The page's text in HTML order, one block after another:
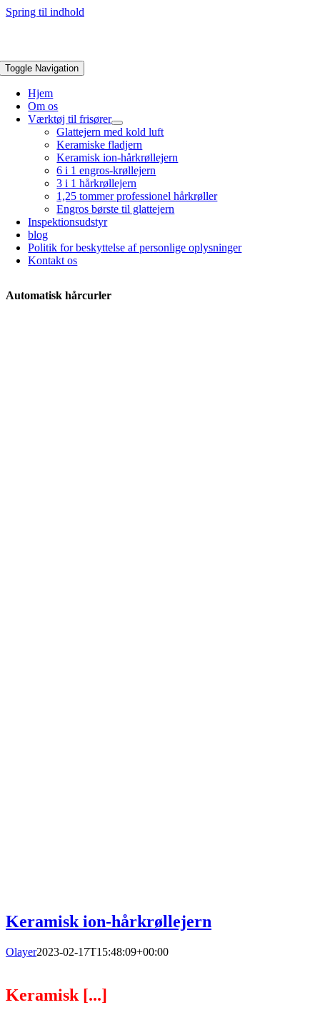
Spring til indhold
Toggle Navigation
Hjem
Om os
Værktøj til frisører
Glattejern med kold luft
Keramiske fladjern
Keramisk ion-hårkrøllejern
6 i 1 engros-krøllejern
3 i 1 hårkrøllejern
1,25 tommer professionel hårkrøller
Engros børste til glattejern
Inspektionsudstyr
blog
Politik for beskyttelse af personlige oplysninger
Kontakt os
Automatisk hårcurler
Keramisk ion-hårkrøllejern
Olayer2023-02-17T15:48:09+00:00
Keramisk [...]